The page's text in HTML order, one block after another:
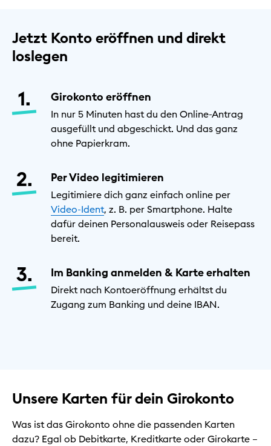
Jetzt Konto eröffnen und direkt
loslegen
Girokonto eröffnen
In nur 5 Minuten hast du den Online-Antrag
ausgefüllt und abgeschickt. Und das ganz
ohne Papierkram.
Per Video legitimieren
Legitimiere dich ganz einfach online per
Video-Ident, z. B. per Smartphone. Halte
dafür deinen Personalausweis oder Reisepass
bereit.
Im Banking anmelden & Karte erhalten
Direkt nach Kontoeröffnung erhältst du
Zugang zum Banking und deine IBAN.
Unsere Karten für dein Girokonto
Was ist das Girokonto ohne die passenden Karten
dazu? Egal ob Debitkarte, Kreditkarte oder Girokarte –